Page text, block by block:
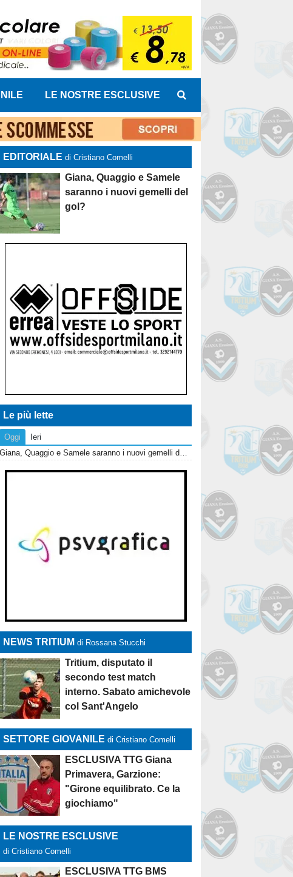
LE NOSTRE ESCLUSIVE
EDITORIALE di Cristiano Comelli
Giana, Quaggio e Samele
saranno i nuovi gemelli del
gol?
Le più lette
Oggi
Ieri
Giana, Quaggio e Samele saranno i nuovi gemelli del gol?
NEWS TRITIUM di Rossana Stucchi
Tritium, disputato il
secondo test match
interno. Sabato amichevole
col Sant'Angelo
SETTORE GIOVANILE di Cristiano Comelli
ESCLUSIVA TTG Giana
Primavera, Garzione:
"Girone equilibrato. Ce la
giochiamo"
LE NOSTRE ESCLUSIVE
di Cristiano Comelli
ESCLUSIVA TTG BMS